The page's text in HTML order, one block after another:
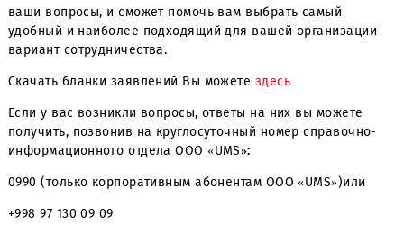
1. Оригинал заявления на подключение (на типовом
Mobiuz, либо на фирменном бланке организации).
уровень обслуживания и привлекательные бизнес
Специально для корпоративных клиентов мы выделяем
персонального менеджера, который будет отвечать на
удобный и наиболее подходящий для вашей
вариант сотрудничества.